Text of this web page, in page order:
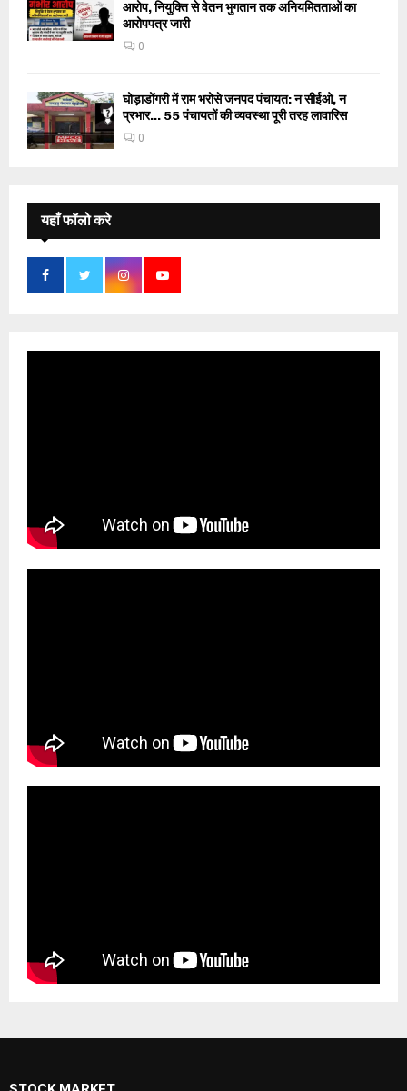
आरोप, नियुक्ति से वेतन भुगतान तक अनियमितताओं का
आरोपपत्र जारी
0
घोड़ाडोंगरी में राम भरोसे जनपद पंचायत: न सीईओ, न
प्रभार… 55 पंचायतों की व्यवस्था पूरी तरह लावारिस
0
यहाँ फॉलो करे